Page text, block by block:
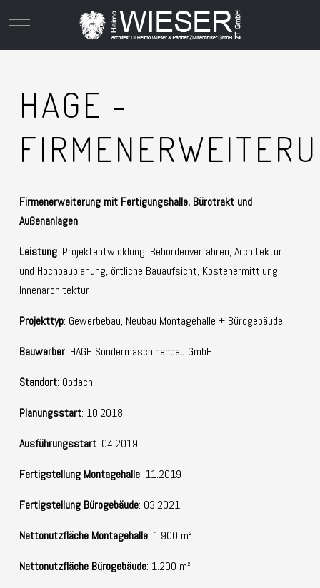
Mobile Menu Toggle
HAGE -
Firmenerweiterung mit Fertigungshalle, Bürotrakt und
Außenanlagen
Leistung: Projektentwicklung, Behördenverfahren, Architektur
und Hochbauplanung, örtliche Bauaufsicht, Kostenermittlung,
Innenarchitektur
Projekttyp: Gewerbebau, Neubau Montagehalle + Bürogebäude
Bauwerber: HAGE Sondermaschinenbau GmbH
Standort: Obdach
Planungsstart: 10.2018
Ausführungsstart: 04.2019
Fertigstellung Montagehalle: 11.2019
Fertigstellung Bürogebäude: 03.2021
Nettonutzfläche Montagehalle: 1.900 m²
Nettonutzfläche Bürogebäude: 1.200 m²